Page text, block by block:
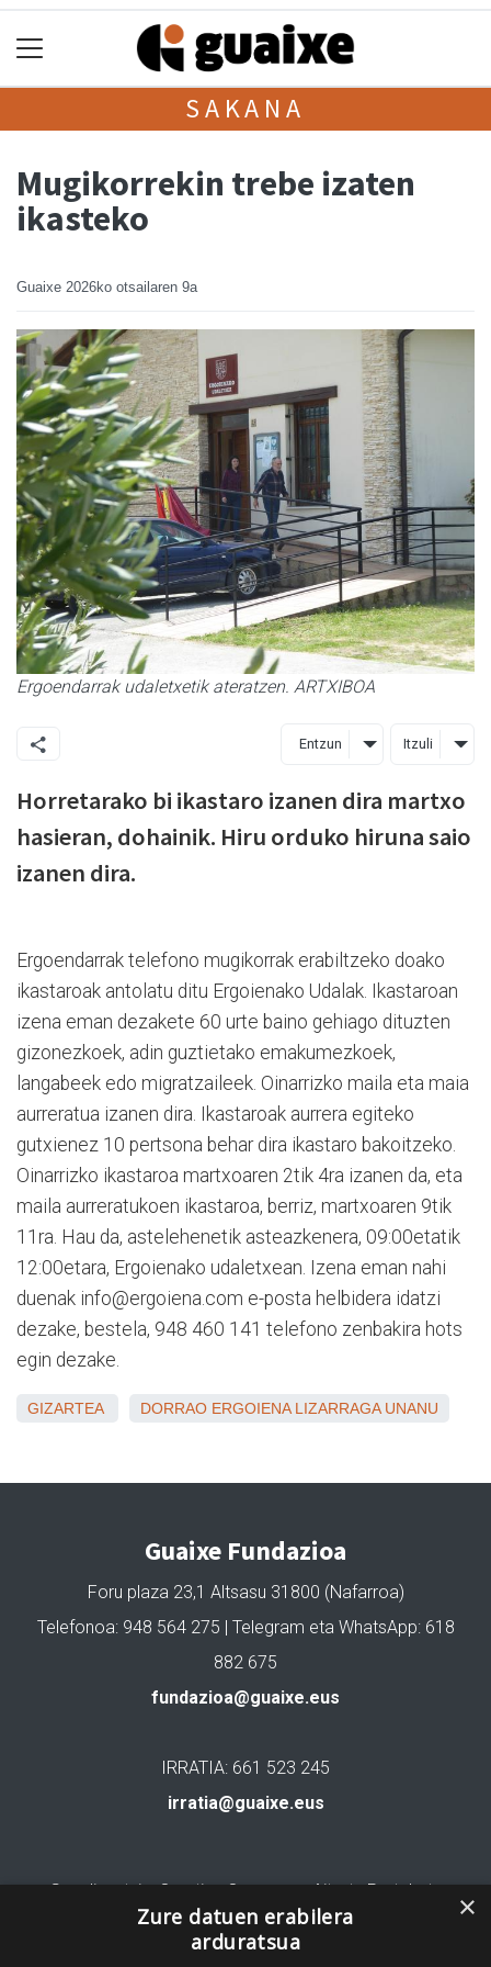
SAKANA
Mugikorrekin trebe izaten
ikasteko
Guaixe 2026ko otsailaren 9a
Ergoendarrak udaletxetik ateratzen. ARTXIBOA
Entzun Itzuli
Horretarako bi ikastaro izanen dira martxo
hasieran, dohainik. Hiru orduko hiruna saio
izanen dira.
Ergoendarrak telefono mugikorrak erabiltzeko doako
ikastaroak antolatu ditu Ergoienako Udalak. Ikastaroan
izena eman dezakete 60 urte baino gehiago dituzten
gizonezkoek, adin guztietako emakumezkoek,
langabeek edo migratzaileek. Oinarrizko maila eta maia
aurreratua izanen dira. Ikastaroak aurrera egiteko
gutxienez 10 pertsona behar dira ikastaro bakoitzeko.
Oinarrizko ikastaroa martxoaren 2tik 4ra izanen da, eta
maila aurreratukoen ikastaroa, berriz, martxoaren 9tik
11ra. Hau da, astelehenetik asteazkenera, 09:00etatik
12:00etara, Ergoienako udaletxean. Izena eman nahi
duenak info@ergoiena.com e-posta helbidera idatzi
dezake, bestela, 948 460 141 telefono zenbakira hots
egin dezake.
GIZARTEA DORRAO ERGOIENA LIZARRAGA UNANU
Guaixe Fundazioa
Foru plaza 23,1 Altsasu 31800 (Nafarroa)
Telefonoa: 948 564 275 | Telegram eta WhatsApp: 618
882 675
fundazioa@guaixe.eus
IRRATIA: 661 523 245
irratia@guaixe.eus
Gure lizentzia: Creative Commons Aitortu Partekatu
Codesyntaxek garatua
×
Zure datuen erabilera
arduratsua